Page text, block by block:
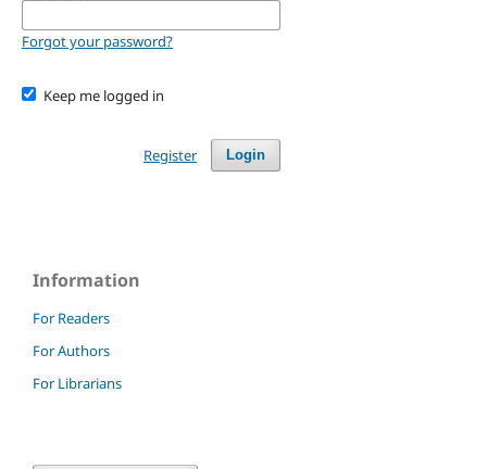
Forgot your password?
Keep me logged in
Login
Register
Information
For Readers
For Authors
For Librarians